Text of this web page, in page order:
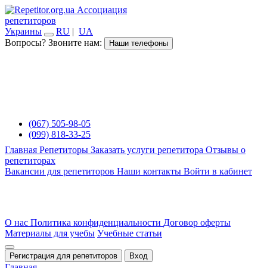
Ассоциация
репетиторов
Украины
RU | UA
Вопросы? Звоните нам:
Наши телефоны
(067) 505-98-05
(099) 818-33-25
Главная Репетиторы Заказать услуги репетитора Отзывы о
репетиторах
Вакансии для репетиторов Наши контакты Войти в кабинет
О нас Политика конфиденциальности Договор оферты
Материалы для учебы Учебные статьи
Регистрация для репетиторов Вход